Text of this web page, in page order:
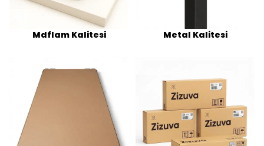
Mdflam Kalitesi Metal Kalitesi